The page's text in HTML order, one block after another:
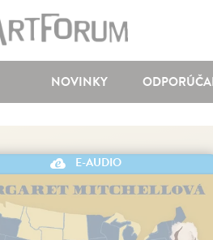
NOVINKY
E-AUDIO